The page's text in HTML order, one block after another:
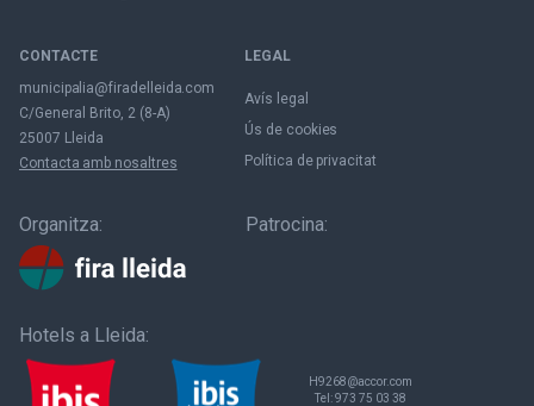
CONTACTE
municipalia@firadelleida.com
C/General Brito, 2 (8-A)
25007 Lleida
Contacta amb nosaltres
LEGAL
Avís legal
Ús de cookies
Política de privacitat
Organitza: Patrocina:
Hotels a Lleida:
H9268@accor.com
Tel:973 75 03 38